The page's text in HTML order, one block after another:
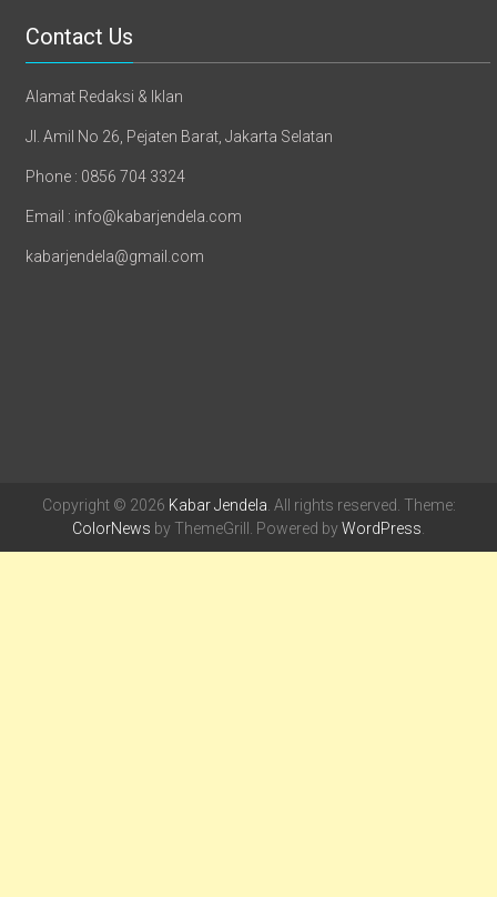
Contact Us
Alamat Redaksi & Iklan
Jl. Amil No 26, Pejaten Barat, Jakarta Selatan
Phone : 0856 704 3324
Email : info@kabarjendela.com
kabarjendela@gmail.com
Copyright © 2026 Kabar Jendela. All rights reserved. Theme:
ColorNews by ThemeGrill. Powered byWordPress.